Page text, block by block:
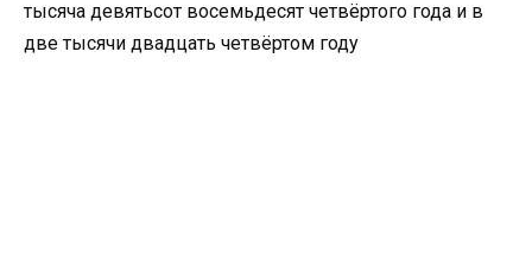
тысяча девятьсот восемьдесят четвёртого года и в
две тысячи двадцать четвёртом году